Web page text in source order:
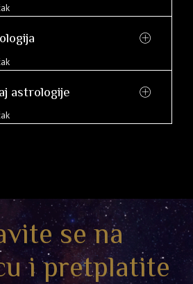
astrologije
se na
i pretplatite